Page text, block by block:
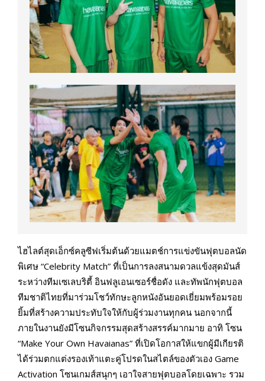
ไฮไลต์สุดเอ็กซ์คลูซีฟเริ่มต้นด้วยแมตช์การแข่งขันฟุตบอลนัด
พิเศษ “Celebrity Match” ที่เป็นการลงสนามดวลแข้งสุดมันส์
ระหว่างทีมเซเลบริตี้ อินฟลูเอนเซอร์ชื่อดัง และทัพนักฟุตบอล
ทีมชาติไทยที่มาร่วมโชว์ทักษะลูกหนังอันยอดเยี่ยมพร้อมรอย
ยิ้มที่สร้างความประทับใจให้กับผู้ร่วมงานทุกคน นอกจากนี้
ภายในงานยังมีโซนกิจกรรมสุดสร้างสรรค์มากมาย อาทิ โซน
“Make Your Own Havaianas” ที่เปิดโอกาสให้แขกผู้มีเกียรติ
ได้ร่วมตกแต่งรองเท้าแตะคู่โปรดในสไตล์ของตัวเอง Game
Activation โซนเกมส์สนุกๆ เอาใจสายฟุตบอลโดยเฉพาะ รวม